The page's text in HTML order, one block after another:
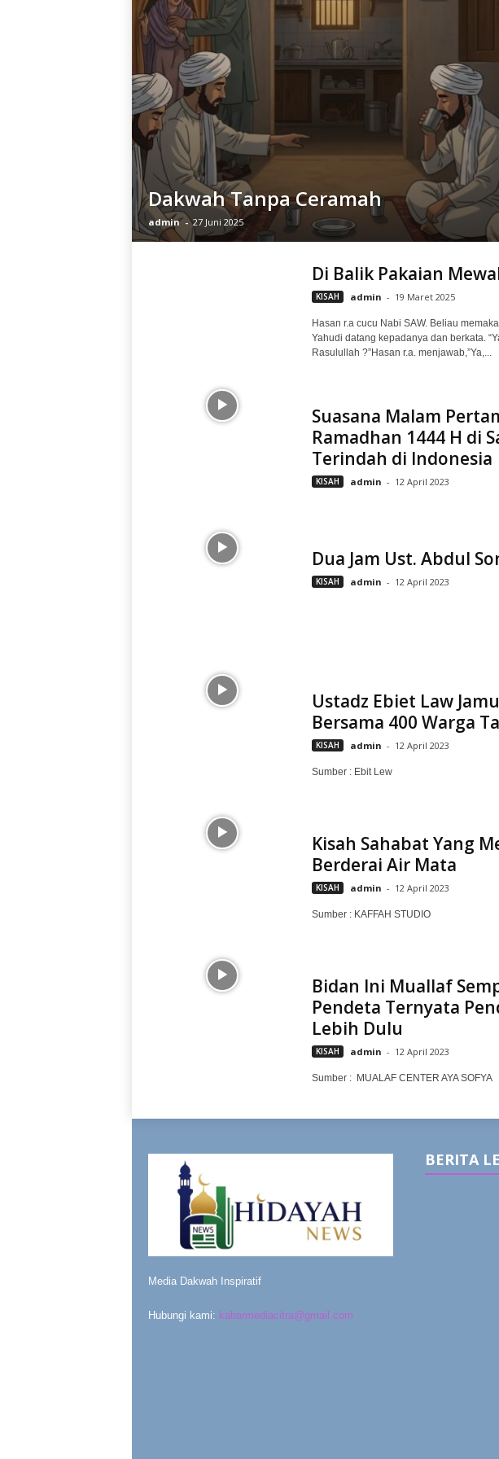
Dakwah Tanpa Ceramah
admin - 27 Juni 2025
Di Balik Pakaian
KISAH admin - 19 Maret 2025
Hasan r.a cucu Nabi SAW. Beliau
Yahudi datang kepadanya dan berkata.
Rasulullah ?”Hasan r.a. menjawab,”Ya,...
Suasana Malam
Ramadhan 1444 H di
Terindah di Indonesia
KISAH admin - 12 April 2023
Dua Jam Ust. Abdul
KISAH admin - 12 April 2023
Ustadz Ebiet Law
Bersama 400 Warga
KISAH admin - 12 April 2023
Sumber : Ebit Lew
Kisah Sahabat Yang
Berderai Air Mata
KISAH admin - 12 April 2023
Sumber : KAFFAH STUDIO
Bidan Ini Muallaf
Pendeta Ternyata
Lebih Dulu
KISAH admin - 12 April 2023
Sumber : MUALAF CENTER AYA SOFYA
Media Dakwah Inspiratif
Hubungi kami: kabarmediacitra@gmail.com
BERITA